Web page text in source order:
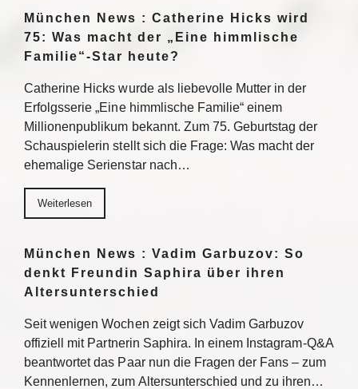
München News : Catherine Hicks wird
75: Was macht der „Eine himmlische
Familie“-Star heute?
Catherine Hicks wurde als liebevolle Mutter in der
Erfolgsserie „Eine himmlische Familie“ einem
Millionenpublikum bekannt. Zum 75. Geburtstag der
Schauspielerin stellt sich die Frage: Was macht der
ehemalige Serienstar nach…
Weiterlesen
München News : Vadim Garbuzov: So
denkt Freundin Saphira über ihren
Altersunterschied
Seit wenigen Wochen zeigt sich Vadim Garbuzov
offiziell mit Partnerin Saphira. In einem Instagram-Q&A
beantwortet das Paar nun die Fragen der Fans – zum
Kennenlernen, zum Altersunterschied und zu ihren…